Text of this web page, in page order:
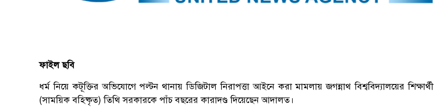
ফাইল ছবি
ধর্ম নিয়ে কটূক্তির অভিযোগে পল্টন থানায় ডিজিটাল নিরাপত্তা আইনে করা মামলায় জগন্নাথ বিশ্ববিদ্যালয়ের শিক্ষার্থী
(সাময়িক বহিষ্কৃত) তিথি সরকারকে পাঁচ বছরের কারাদণ্ড দিয়েছেন আদালত।